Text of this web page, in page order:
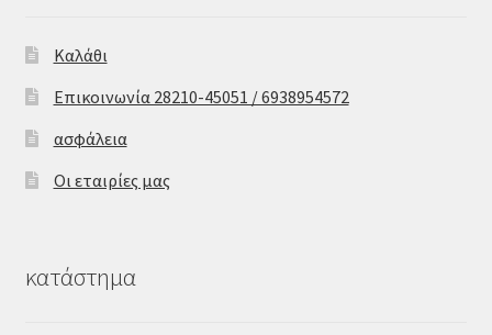
Καλάθι
Επικοινωνία 28210-45051 / 6938954572
ασφάλεια
Οι εταιρίες μας
κατάστημα